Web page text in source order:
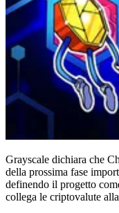
Grayscale dichiara che
della prossima fase
definendo il progetto
collega le criptovalute